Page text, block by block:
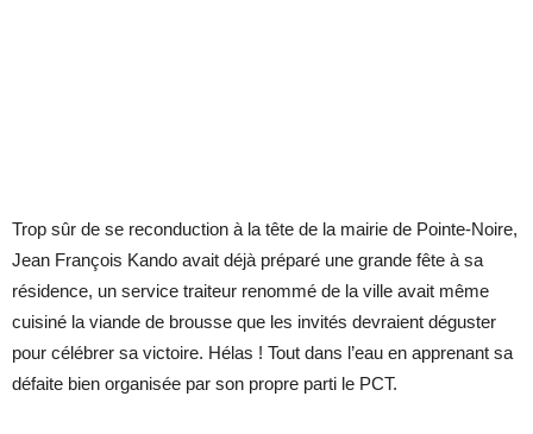
Trop sûr de se reconduction à la tête de la mairie de Pointe-Noire,
Jean François Kando avait déjà préparé une grande fête à sa
résidence, un service traiteur renommé de la ville avait même
cuisiné la viande de brousse que les invités devraient déguster
pour célébrer sa victoire. Hélas ! Tout dans l’eau en apprenant sa
défaite bien organisée par son propre parti le PCT.